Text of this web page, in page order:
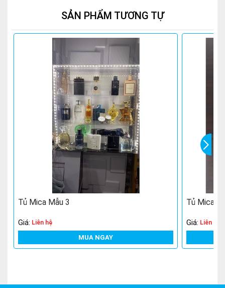
SẢN PHẨM TƯƠNG TỰ
Tủ Mica Mẫu 3
Giá: Liên hệ
MUA NGAY
Tủ Mica
Giá: Liên hệ